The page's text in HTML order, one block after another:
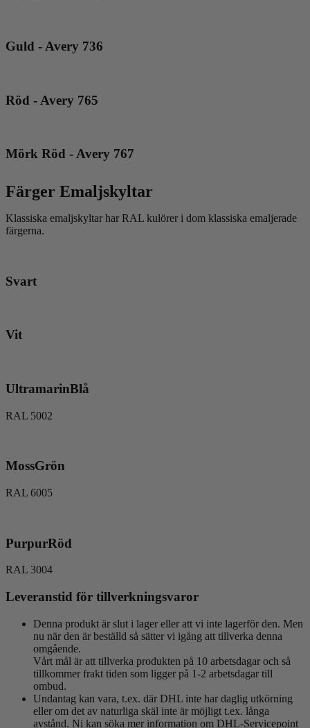
Guld - Avery 736
Röd - Avery 765
Mörk Röd - Avery 767
Färger Emaljskyltar
Klassiska emaljskyltar har RAL kulörer i dom klassiska emaljerade
färgerna.
Svart
Vit
UltramarinBlå
RAL 5002
MossGrön
RAL 6005
PurpurRöd
RAL 3004
Leveranstid för tillverkningsvaror
Denna produkt är slut i lager eller att vi inte lagerför den. Men
nu när den är beställd så sätter vi igång att tillverka denna
omgående.
Vårt mål är att tillverka produkten på 10 arbetsdagar och så
tillkommer frakt tiden som ligger på 1-2 arbetsdagar till
ombud.
Undantag kan vara, t.ex. där DHL inte har daglig utkörning
eller om det av naturliga skäl inte är möjligt t.ex. långa
avstånd. Ni kan söka mer information om DHL-Servicepoint